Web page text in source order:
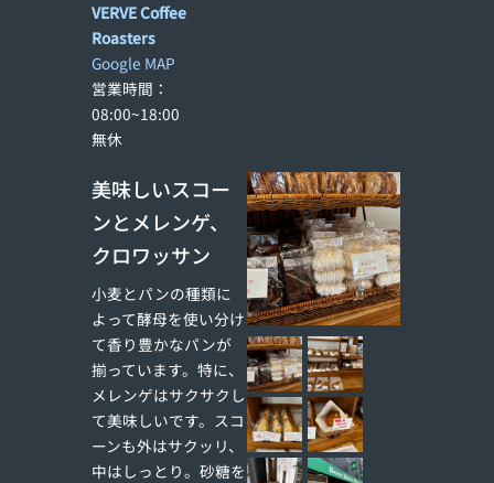
VERVE Coffee
Roasters
Google MAP
営業時間：
08:00~18:00
無休
美味しいスコー
ンとメレンゲ、
クロワッサン
小麦とパンの種類に
よって酵母を使い分け
て香り豊かなパンが
揃っています。特に、
メレンゲはサクサクし
て美味しいです。スコ
ーンも外はサクッリ、
中はしっとり。砂糖を